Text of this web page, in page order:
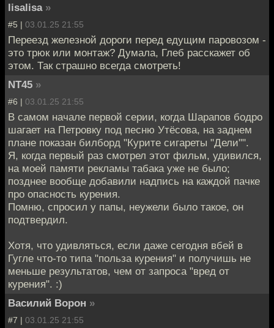
lisalisa »
#5 | 03.01.25 21:55
Переезд железной дороги перед едущим паровозом -
это трюк или монтаж? Думала, Глеб расскажет об
этом. Так страшно всегда смотреть!
NT45 »
#6 | 03.01.25 21:55
В самом начале первой серии, когда Шарапов бодро
шагает на Петровку под песню Утёсова, на заднем
плане показан билборд "Курите сигареты "Дели"".
Я, когда первый раз смотрел этот фильм, удивился,
на моей памяти рекламы табака уже не было;
позднее вообще добавили надпись на каждой пачке
про опасность курения.
Помню, спросил у папы, неужели было такое, он
подтвердил.
Хотя, что удивляться, если даже сегодня вбей в
Гугле что-то типа "польза курения" и получишь не
меньше результатов, чем от запроса "вред от
курения". :)
Василий Ворон »
#7 | 03.01.25 21:55